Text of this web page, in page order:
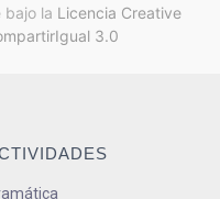
bajo la Licencia Creative
3.0